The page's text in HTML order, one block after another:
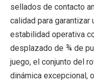
sellados de contacto
calidad para garantizar
estabilidad operativa
desplazado de ¾ de
juego, el conjunto del
dinámica excepcional,